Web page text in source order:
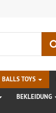
TOYS
BEKLEIDUNG